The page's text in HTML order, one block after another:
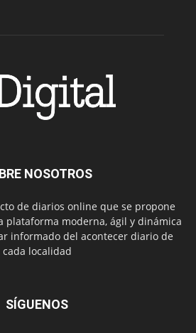
NOSOTROS
de diarios online que se propone
plataforma moderna, ágil y dinámica
informado del acontecer diario de
cada localidad
SÍGUENOS